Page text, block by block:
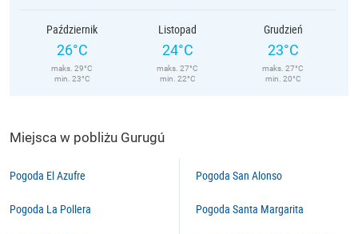
Październik
26°C
maks. 29°C
min. 23°C
Listopad
24°C
maks. 27°C
min. 22°C
Grudzień
23°C
maks. 27°C
min. 20°C
Miejsca w pobliżu Gurugú
Pogoda El Azufre
Pogoda La Pollera
Pogoda San Alonso
Pogoda Santa Margarita